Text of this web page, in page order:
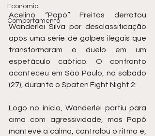
Economia
Comportamento
Acelino “Popó” Freitas derrotou
Wanderlei Silva por desclassificação
após uma série de golpes ilegais que
transformaram o duelo em um
espetáculo caótico. O confronto
aconteceu em São Paulo, no sábado
(27), durante o Spaten Fight Night 2.
Logo no início, Wanderlei partiu para
cima com agressividade, mas Popó
manteve a calma, controlou o ritmo e,